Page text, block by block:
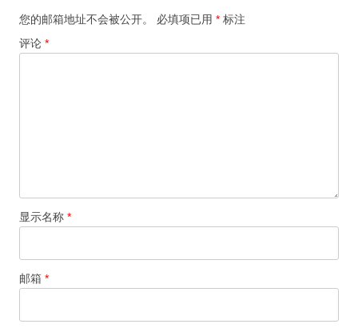
您的邮箱地址不会被公开。 必填项已用 * 标注
评论 *
显示名称 *
邮箱 *